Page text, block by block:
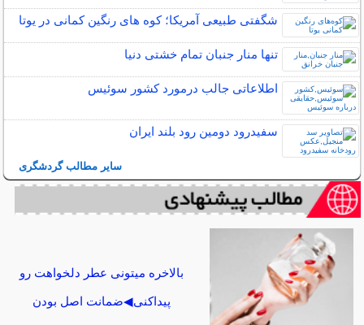
شگفتی طبیعی آمریکا؛ کوه های رنگین کمانی در یوتا
تنها منار جنبان تمام خشتی دنیا
اطلاعاتی جالب درمورد کشور سوئیس
سفیدرود دومین رود بلند ایران
سایر مطالب گردشگری
بالاخره میتونی عطر دلخواهت رو
پیداکنی◀ضمانت اصل بودن